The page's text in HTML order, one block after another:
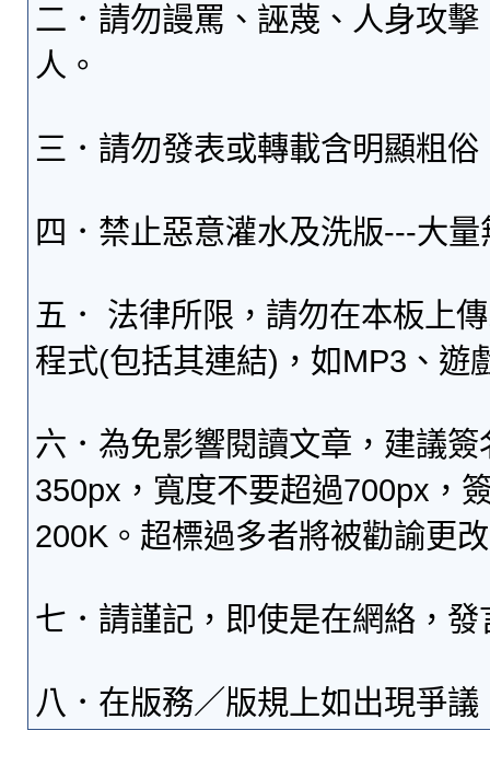
二．請勿謾罵、誣蔑、人身攻
人。
三．請勿發表或轉載含明顯粗
四．禁止惡意灌水及洗版---大
五． 法律所限，請勿在本板上
程式(包括其連結)，如MP3、遊
六．為免影響閱讀文章，建議
350px，寬度不要超過700px，
200K。超標過多者將被勸諭更
七．請謹記，即使是在網絡，
八．在版務／版規上如出現爭